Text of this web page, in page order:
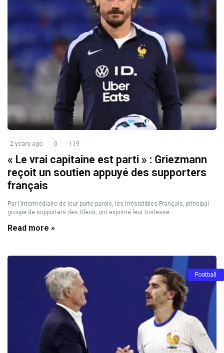
2 years ago 0 119
« Le vrai capitaine est parti » : Griezmann
reçoit un soutien appuyé des supporters
français
Par l’intermédiaire de leur porte-parole, les Irrésistibles Français, principal
groupe de supporters des Bleus, ont exprimé leur tristesse ...
Read more »
Football